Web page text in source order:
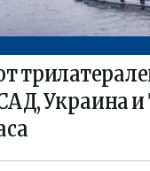
Украина и